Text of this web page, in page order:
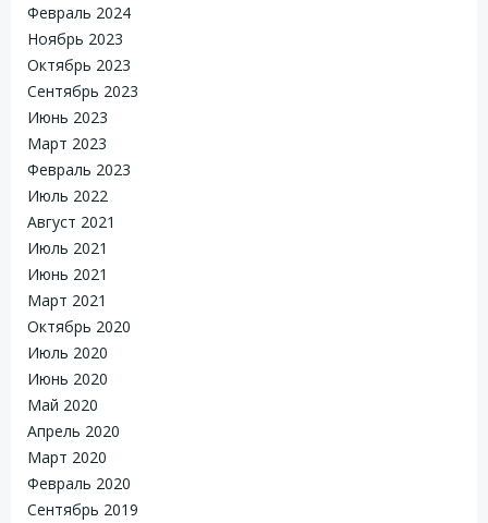
Февраль 2024
Ноябрь 2023
Октябрь 2023
Сентябрь 2023
Июнь 2023
Март 2023
Февраль 2023
Июль 2022
Август 2021
Июль 2021
Июнь 2021
Март 2021
Октябрь 2020
Июль 2020
Июнь 2020
Май 2020
Апрель 2020
Март 2020
Февраль 2020
Сентябрь 2019